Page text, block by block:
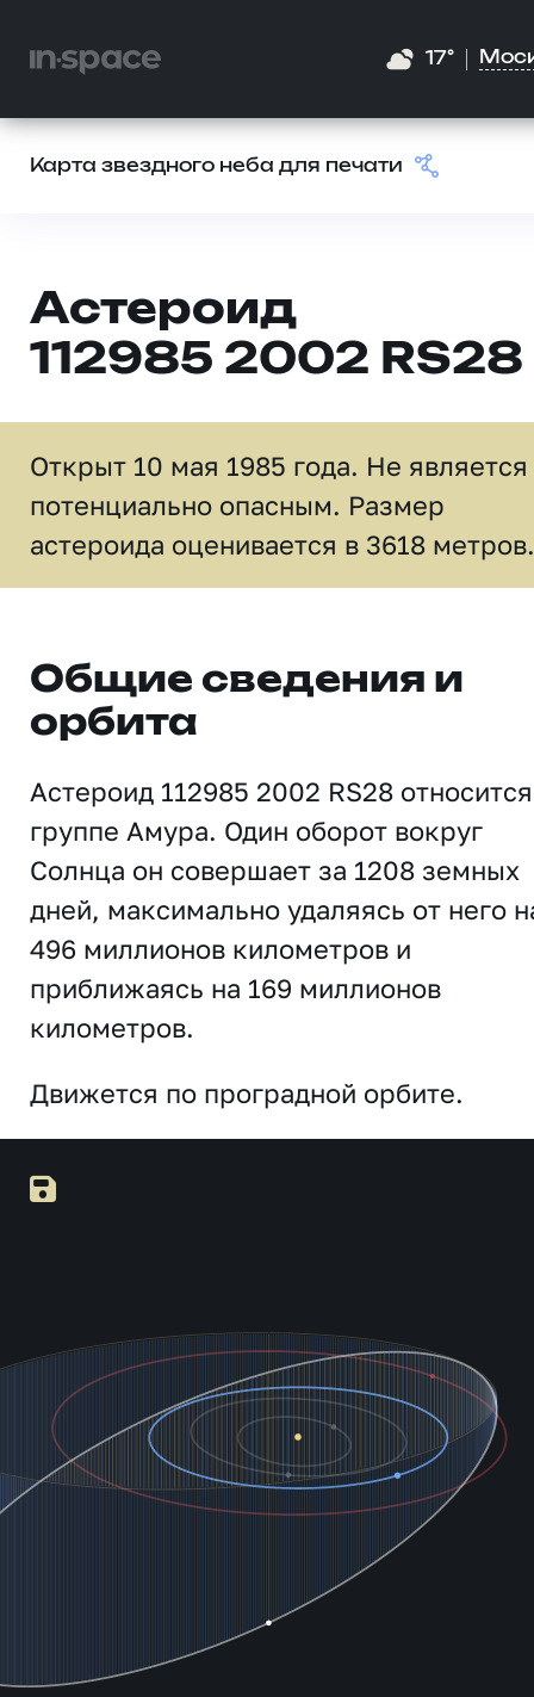
17°
Карта звездного неба для печати
Астероид
112985 2002 RS28
Открыт 10 мая 1985 года. Не является
потенциально опасным. Размер
астероида оценивается в 3618 метров.
Общие сведения и
орбита
Астероид 112985 2002 RS28
группе Амура. Один оборот вокруг
Солнца он совершает за 1208 земных
дней, максимально удаляясь от него
496 миллионов километров и
приближаясь на 169 миллионов
километров.
Движется по проградной орбите.